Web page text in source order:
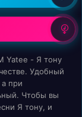
Yatee - Я тону
Удобный
при
Чтобы вы
Я тону, и